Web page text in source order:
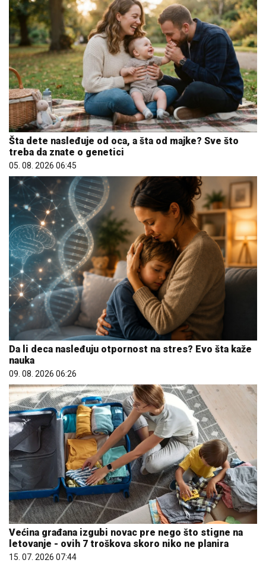
Šta dete nasleđuje od oca, a šta od majke? Sve što
treba da znate o genetici
05. 08. 2026 06:45
Da li deca nasleđuju otpornost na stres? Evo šta kaže
nauka
09. 08. 2026 06:26
Većina građana izgubi novac pre nego što stigne na
letovanje - ovih 7 troškova skoro niko ne planira
15. 07. 2026 07:44